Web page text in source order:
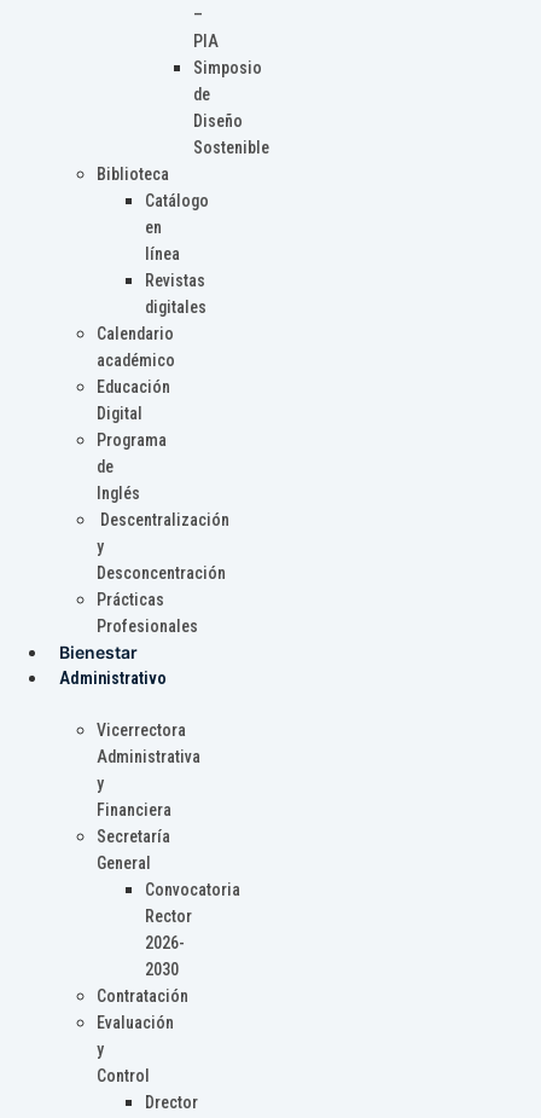
–
PIA
Simposio
de
Diseño
Sostenible
Biblioteca
Catálogo
en
línea
Revistas
digitales
Calendario
académico
Educación
Digital
Programa
de
Inglés
Descentralización
y
Desconcentración
Prácticas
Profesionales
Bienestar
Administrativo
Vicerrectora
Administrativa
y
Financiera
Secretaría
General
Convocatoria
Rector
2026-
2030
Contratación
Evaluación
y
Control
Drector